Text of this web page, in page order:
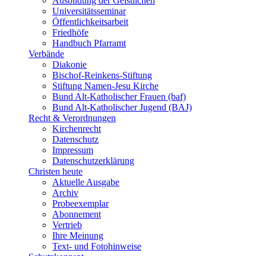
Universitätsseminar
Öffentlichkeitsarbeit
Friedhöfe
Handbuch Pfarramt
Verbände
Diakonie
Bischof-Reinkens-Stiftung
Stiftung Namen-Jesu Kirche
Bund Alt-Katholischer Frauen (baf)
Bund Alt-Katholischer Jugend (BAJ)
Recht & Verordnungen
Kirchenrecht
Datenschutz
Impressum
Datenschutzerklärung
Christen heute
Aktuelle Ausgabe
Archiv
Probeexemplar
Abonnement
Vertrieb
Ihre Meinung
Text- und Fotohinweise